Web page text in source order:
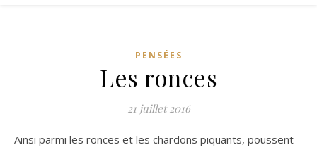
PENSÉES
Les ronces
21 juillet 2016
Ainsi parmi les ronces et les chardons piquants, poussent